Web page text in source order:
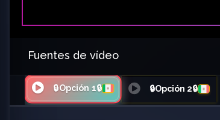
Fuentes de vídeo
🔒Opción 1🔒 🔒Opción 2🔒